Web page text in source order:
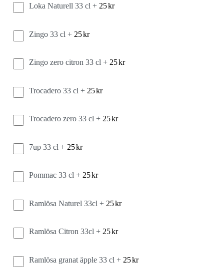
Loka Naturell 33 cl + 25kr
Zingo 33 cl + 25kr
Zingo zero citron 33 cl + 25kr
Trocadero 33 cl + 25kr
Trocadero zero 33 cl + 25kr
7up 33 cl + 25kr
Pommac 33 cl + 25kr
Ramlösa Naturel 33cl + 25kr
Ramlösa Citron 33cl + 25kr
Ramlösa granat äpple 33 cl + 25kr